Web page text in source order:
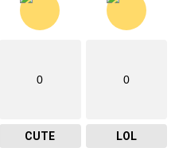
0
CUTE
0
LOL